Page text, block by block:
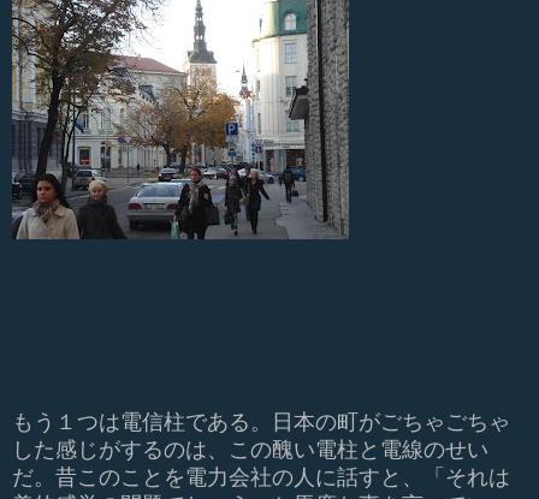
もう１つは電信柱である。日本の町がごちゃごちゃ
した感じがするのは、この醜い電柱と電線のせい
だ。昔このことを電力会社の人に話すと、「それは